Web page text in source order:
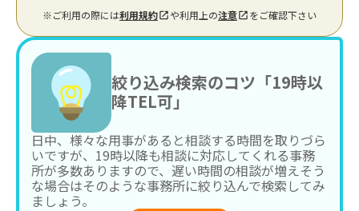
※ご利用の際には利用規約 や利用上の注意 をご確認下さい
絞り込み検索のコツ「19時以
降TEL可」
日中、様々な用事があると相談する時間を取りづら
いですが、19時以降も相談に対応してくれる事務
所が多数ありますので、遅い時間の相談が増えそう
な場合はそのような事務所に絞り込んで検索してみ
ましょう。